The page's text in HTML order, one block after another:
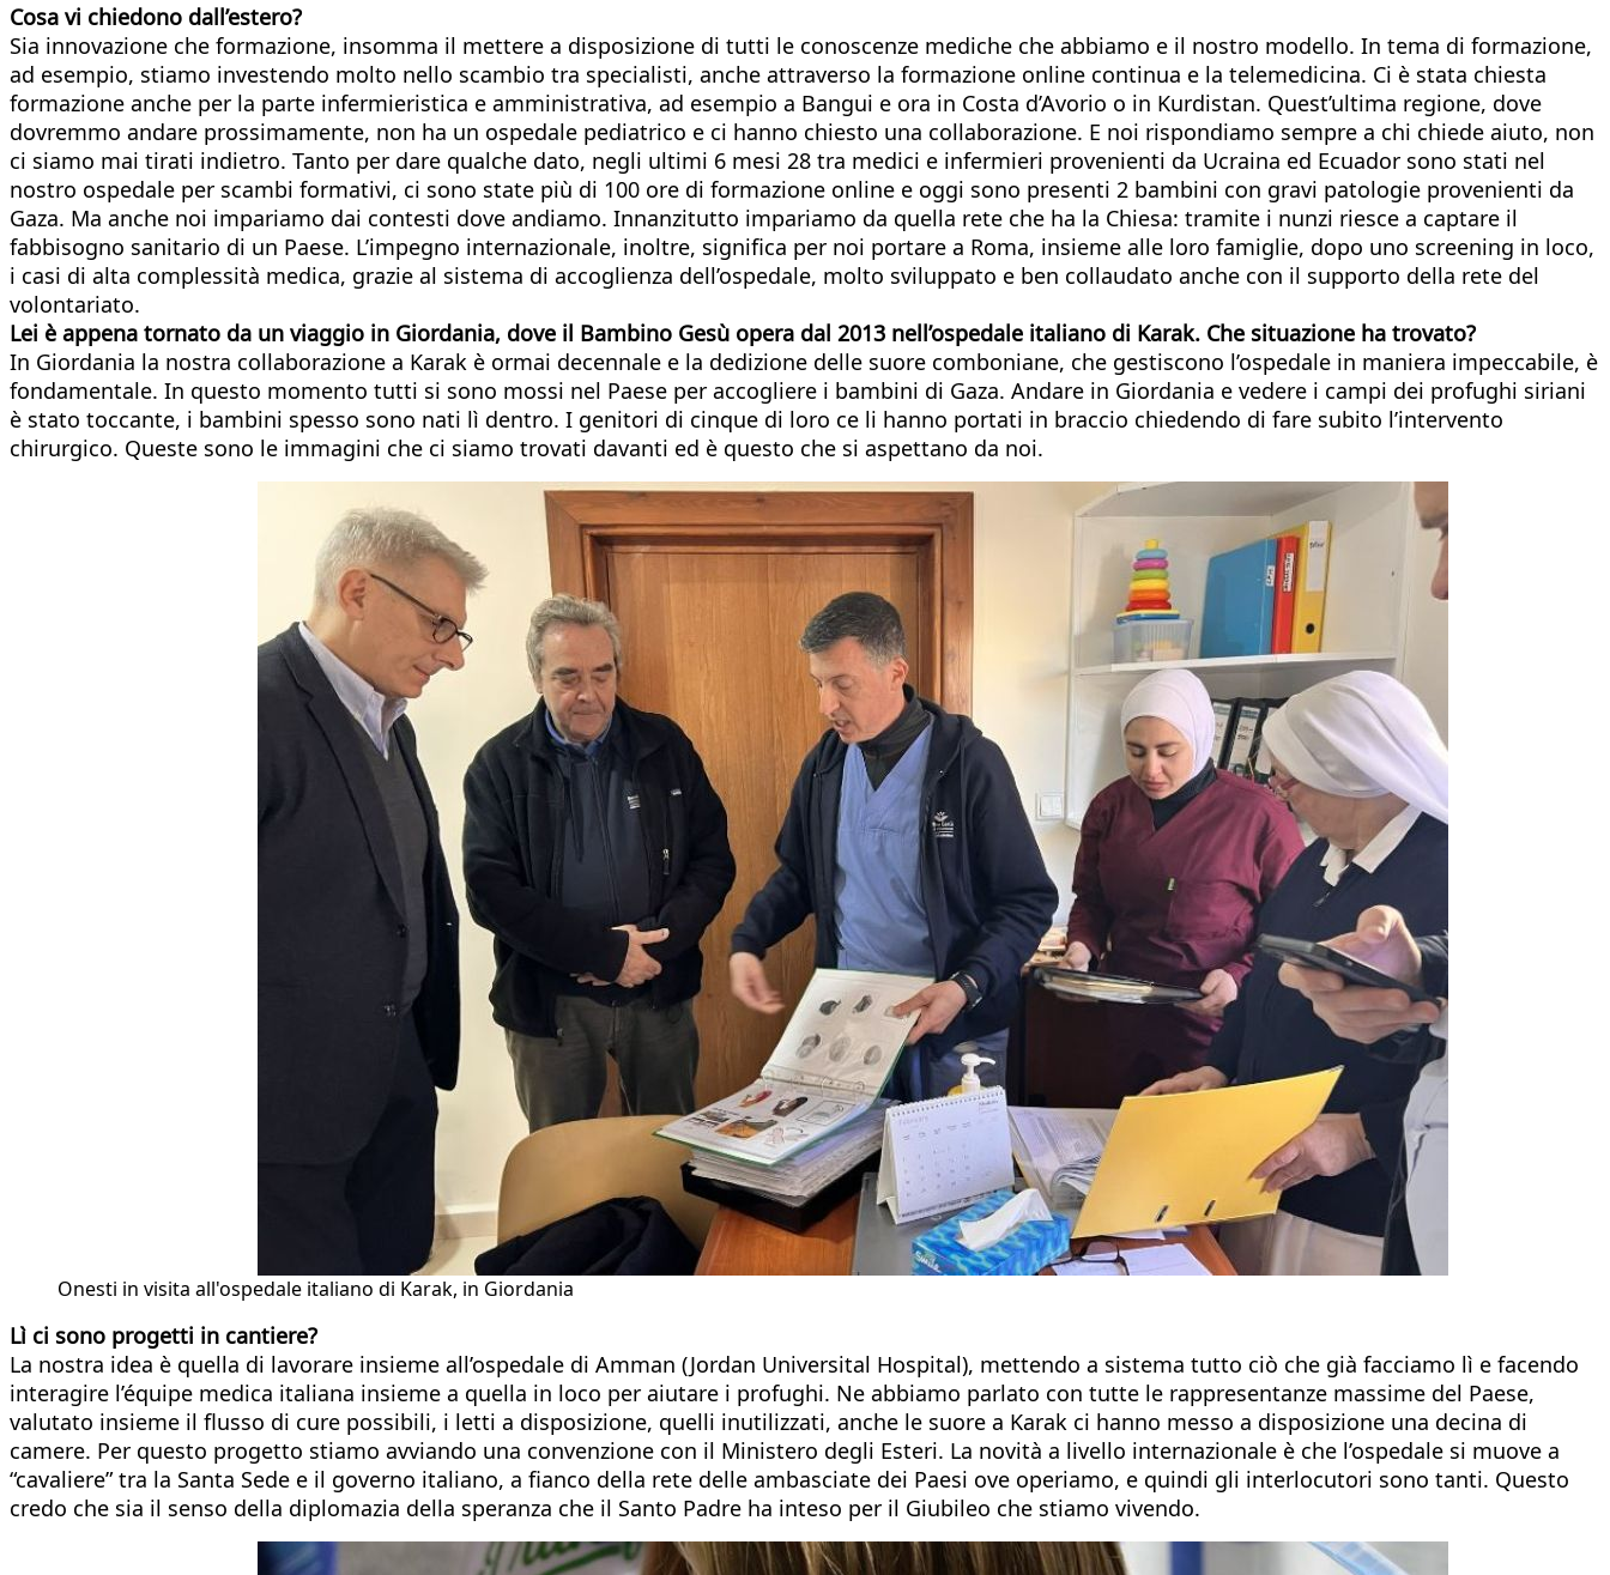
Cosa vi chiedono dall’estero?
Sia innovazione che formazione, insomma il mettere a disposizione di tutti le conoscenze mediche che abbiamo e il nostro modello. In tema di formazione,
ad esempio, stiamo investendo molto nello scambio tra specialisti, anche attraverso la formazione online continua e la telemedicina. Ci è stata chiesta
formazione anche per la parte infermieristica e amministrativa, ad esempio a Bangui e ora in Costa d’Avorio o in Kurdistan. Quest’ultima regione, dove
dovremmo andare prossimamente, non ha un ospedale pediatrico e ci hanno chiesto una collaborazione. E noi rispondiamo sempre a chi chiede aiuto, non
ci siamo mai tirati indietro. Tanto per dare qualche dato, negli ultimi 6 mesi 28 tra medici e infermieri provenienti da Ucraina ed Ecuador sono stati nel
nostro ospedale per scambi formativi, ci sono state più di 100 ore di formazione online e oggi sono presenti 2 bambini con gravi patologie provenienti da
Gaza. Ma anche noi impariamo dai contesti dove andiamo. Innanzitutto impariamo da quella rete che ha la Chiesa: tramite i nunzi riesce a captare il
fabbisogno sanitario di un Paese. L’impegno internazionale, inoltre, significa per noi portare a Roma, insieme alle loro famiglie, dopo uno screening in loco,
i casi di alta complessità medica, grazie al sistema di accoglienza dell’ospedale, molto sviluppato e ben collaudato anche con il supporto della rete del
volontariato.
Lei è appena tornato da un viaggio in Giordania, dove il Bambino Gesù opera dal 2013 nell’ospedale italiano di Karak. Che situazione ha trovato?
In Giordania la nostra collaborazione a Karak è ormai decennale e la dedizione delle suore comboniane, che gestiscono l’ospedale in maniera impeccabile, è
fondamentale. In questo momento tutti si sono mossi nel Paese per accogliere i bambini di Gaza. Andare in Giordania e vedere i campi dei profughi siriani
è stato toccante, i bambini spesso sono nati lì dentro. I genitori di cinque di loro ce li hanno portati in braccio chiedendo di fare subito l’intervento
chirurgico. Queste sono le immagini che ci siamo trovati davanti ed è questo che si aspettano da noi.
Onesti in visita all'ospedale italiano di Karak, in Giordania
Lì ci sono progetti in cantiere?
La nostra idea è quella di lavorare insieme all’ospedale di Amman (Jordan Universital Hospital), mettendo a sistema tutto ciò che già facciamo lì e facendo
interagire l’équipe medica italiana insieme a quella in loco per aiutare i profughi. Ne abbiamo parlato con tutte le rappresentanze massime del Paese,
valutato insieme il flusso di cure possibili, i letti a disposizione, quelli inutilizzati, anche le suore a Karak ci hanno messo a disposizione una decina di
camere. Per questo progetto stiamo avviando una convenzione con il Ministero degli Esteri. La novità a livello internazionale è che l’ospedale si muove a
“cavaliere” tra la Santa Sede e il governo italiano, a fianco della rete delle ambasciate dei Paesi ove operiamo, e quindi gli interlocutori sono tanti. Questo
credo che sia il senso della diplomazia della speranza che il Santo Padre ha inteso per il Giubileo che stiamo vivendo.